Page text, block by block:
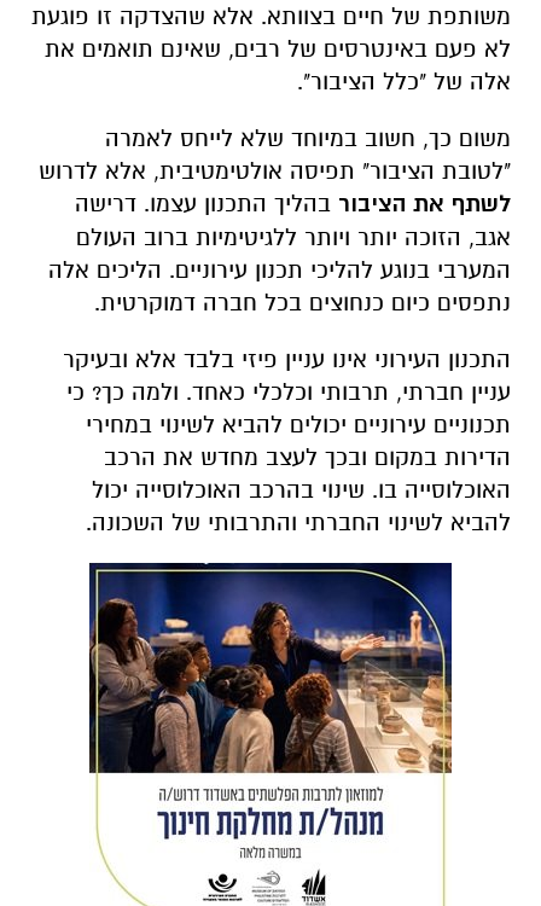
משותפת של חיים בצוותא. אלא שהצדקה זו פוגעת
לא פעם באינטרסים של רבים, שאינם תואמים את
אלה של "כלל הציבור".
משום כך, חשוב במיוחד שלא לייחס לאמרה
"לטובת הציבור" תפיסה אולטימטיבית, אלא לדרוש
לשתף את הציבור בהליך התכנון עצמו. דרישה
אגב, הזוכה יותר ויותר ללגיטימיות ברוב העולם
המערבי בנוגע להליכי תכנון עירוניים. הליכים אלה
נתפסים כיום כנחוצים בכל חברה דמוקרטית.
התכנון העירוני אינו עניין פיזי בלבד אלא ובעיקר
עניין חברתי, תרבותי וכלכלי כאחד. ולמה כך? כי
תכנוניים עירוניים יכולים להביא לשינוי במחירי
הדירות במקום ובכך לעצב מחדש את הרכב
האוכלוסייה בו. שינוי בהרכב האוכלוסייה יכול
להביא לשינוי החברתי והתרבותי של השכונה.